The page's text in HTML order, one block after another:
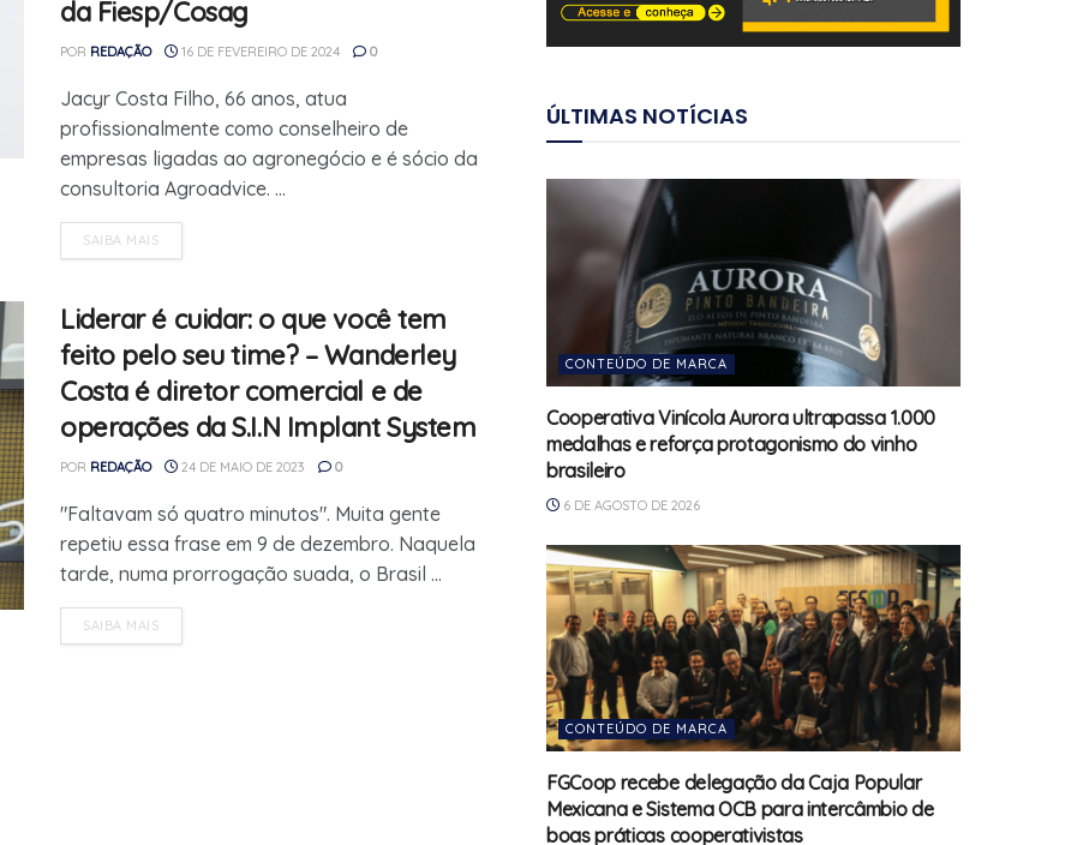
da Fiesp/Cosag
POR REDAÇÃO 16 DE FEVEREIRO DE 2024 0
Jacyr Costa Filho, 66 anos, atua
profissionalmente como conselheiro de
empresas ligadas ao agronegócio e é sócio da
consultoria Agroadvice. ...
SAIBA MAIS
Liderar é cuidar: o que você tem
feito pelo seu time? – Wanderley
Costa é diretor comercial e de
operações da S.I.N Implant System
POR REDAÇÃO 24 DE MAIO DE 2023 0
"Faltavam só quatro minutos". Muita gente
repetiu essa frase em 9 de dezembro. Naquela
tarde, numa prorrogação suada, o Brasil ...
SAIBA MAIS
ÚLTIMAS NOTÍCIAS
CONTEÚDO DE MARCA
Cooperativa Vinícola Aurora ultrapassa 1.000
medalhas e reforça protagonismo do vinho
brasileiro
6 DE AGOSTO DE 2026
CONTEÚDO DE MARCA
FGCoop recebe delegação da Caja Popular
Mexicana e Sistema OCB para intercâmbio de
boas práticas cooperativistas